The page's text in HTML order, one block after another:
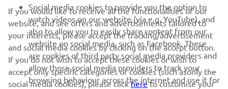
ПІДПИШІТЬСЯ
Ознайомтеся з нашою Політикою конфіденційності, щоб
дізнатися, як ми обробляємо ваші персональні дані:Політика
Social media cookies to provide you the option to
watch videos on our website (via e.g. YouTube), and
also to allow you to easily share content from our
website on social media, such as Facebook. These
are cookies of third party social media providers and
allow those social media providers to track your
browsing behaviour across the internet and use it for
If you would like to receive all the functionalities of our
website, and see offers and advertisements tailored to
your interests, please accept the tracking/advertisement
and social media cookies by clicking on the accept button.
If you do not wish to accept these cookies or wish to
accept only specific categories of cookies (such asonly the
social media cookies), please clickhereto customise your